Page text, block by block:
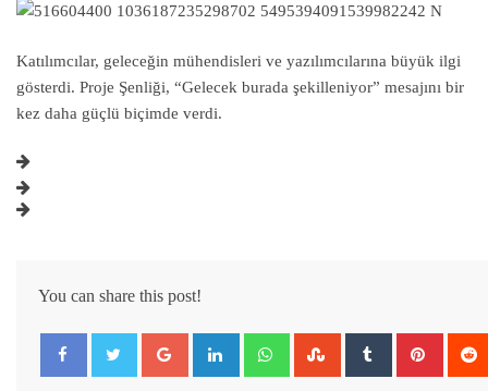
Katılımcılar, geleceğin mühendisleri ve yazılımcılarına büyük ilgi
gösterdi. Proje Şenliği, “Gelecek burada şekilleniyor” mesajını bir
kez daha güçlü biçimde verdi.
You can share this post!